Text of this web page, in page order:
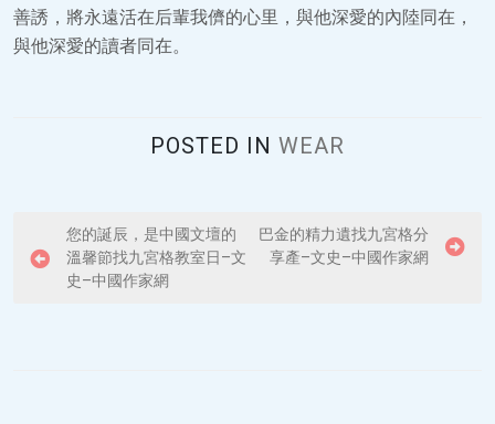
善誘，將永遠活在后輩我儕的心里，與他深愛的內陸同在，
與他深愛的讀者同在。
POSTED IN WEAR
o
您的誕辰，是中國文壇的
溫馨節找九宮格教室日–文
史–中國作家網
巴金的精力遺找九宮格分
享產–文史–中國作家網